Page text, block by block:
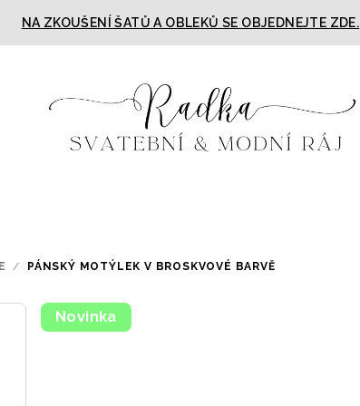
NA ZKOUŠENÍ ŠATŮ A OBLEKŮ SE OBJEDNEJTE ZDE.
/ PÁNSKÝ MOTÝLEK V BROSKVOVÉ BARVĚ
Novinka